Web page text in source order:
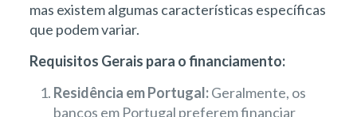
mas existem algumas características específicas
que podem variar.
Requisitos Gerais para o financiamento:
Residência em Portugal:Geralmente, os
bancos em Portugal preferem financiar